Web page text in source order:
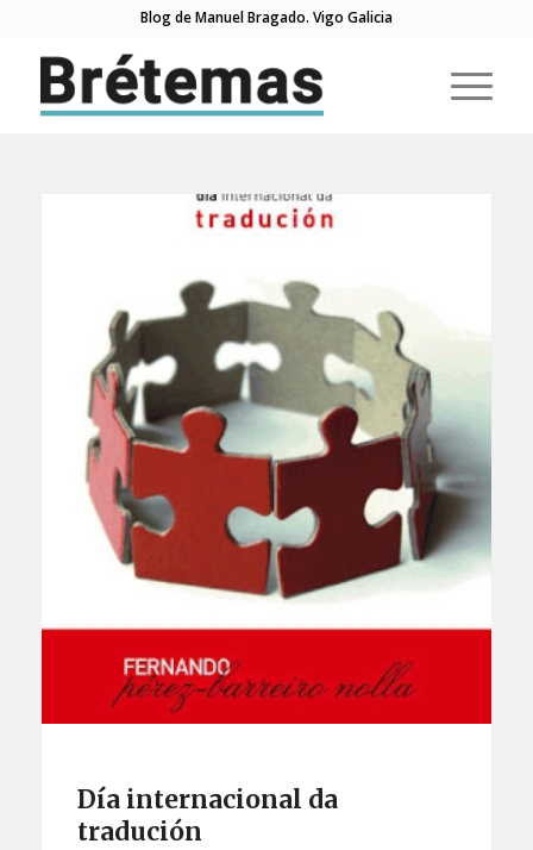
Blog de Manuel Bragado. Vigo Galicia
Día internacional da
tradución